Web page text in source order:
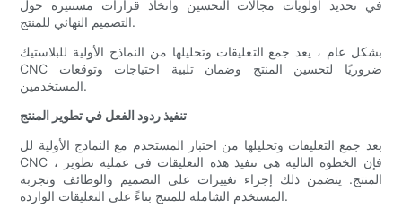
في تحديد أولويات مجالات التحسين واتخاذ قرارات مستنيرة حول
التصميم النهائي للمنتج.
بشكل عام ، يعد جمع التعليقات وتحليلها من النماذج الأولية للبلاستيك
CNC ضروريًا لتحسين المنتج وضمان تلبية احتياجات وتوقعات
المستخدمين.
تنفيذ ردود الفعل في تطوير المنتج
بعد جمع التعليقات وتحليلها من اختبار المستخدم مع النماذج الأولية لل
CNC ، فإن الخطوة التالية هي تنفيذ هذه التعليقات في عملية تطوير
المنتج. يتضمن ذلك إجراء تغييرات على التصميم والوظائف وتجربة
المستخدم الشاملة للمنتج بناءً على التعليقات الواردة.